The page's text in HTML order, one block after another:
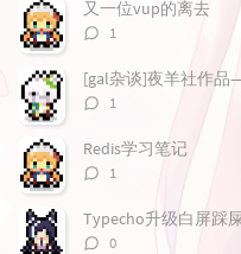
又一位vup的离去
评
数：
1
[gal杂谈]夜羊社作品
评
数：
1
Redis学习笔记
评
数：
1
Typecho升级白屏踩
评
0